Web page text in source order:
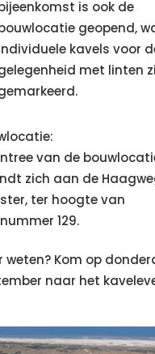
is ook de
geopend,
kavels voor
met linten
van de
zich aan de
ter hoogte van
129.
weten? Kom op
naar het